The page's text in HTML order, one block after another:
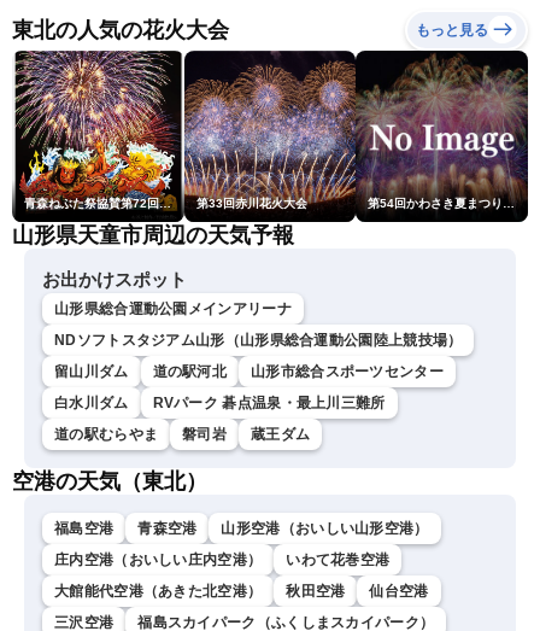
ーン・駒木結衣／内藤邦
裕〉
東北の人気の花火大会 もっと見る
青森ねぶた祭協賛第72回青森花火大会 第33回赤川花火大会 第54回かわさき夏まつり花火大会「おらが自慢のでっかい花火」
山形県天童市周辺の天気予報
お出かけスポット
山形県総合運動公園メインアリーナ
NDソフトスタジアム山形（山形県総合運動公園陸上競技場）
留山川ダム
道の駅河北
山形市総合スポーツセンター
白水川ダム
RVパーク 碁点温泉・最上川三難所
道の駅むらやま
磐司岩 蔵王ダム
空港の天気（東北）
福島空港 青森空港
山形空港（おいしい山形空港）
庄内空港（おいしい庄内空港）
いわて花巻空港
大館能代空港（あきた北空港）
秋田空港
仙台空港
三沢空港
福島スカイパーク（ふくしまスカイパーク）